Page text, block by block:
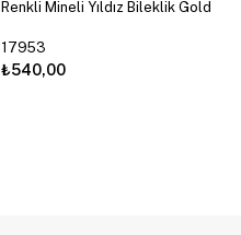
Renkli Mineli Yıldız Bileklik Gold
17953
₺540,00